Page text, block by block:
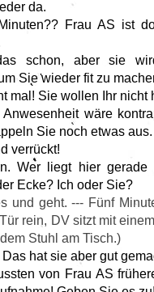
da.
Frau AS ist
schon, aber sie
Sie wieder fit zu
mal! Sie wollen Ihr nicht
Anwesenheit wäre
Sie noch etwas aus.
verrückt!
Wer liegt hier gerade
Ecke? Ich oder Sie?
und geht. --- Fünf
rein, DV sitzt mit
Stuhl am Tisch.)
Das hat sie aber gut
von Frau AS